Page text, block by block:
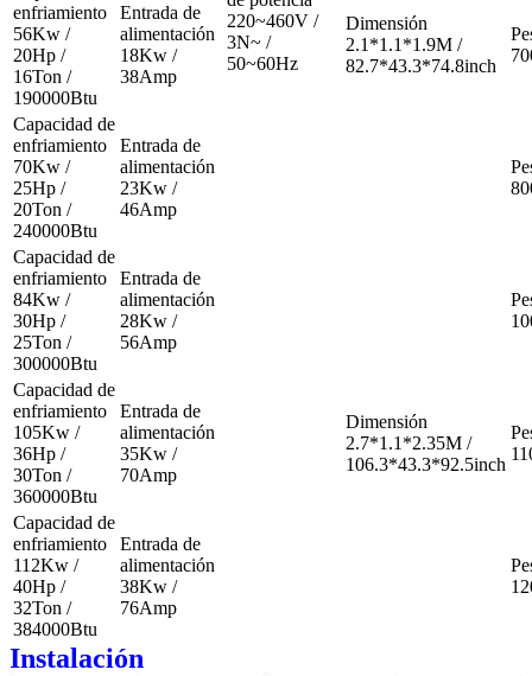
220~460V /
3N~ /
50~60Hz
Dimensión
2.1*1.1*1.9M /
82.7*43.3*74.8inch
enfriamiento
56Kw /
20Hp /
16Ton /
190000Btu
Entrada de
alimentación
18Kw /
38Amp
Capacidad de
enfriamiento
70Kw /
25Hp /
20Ton /
240000Btu
Entrada de
alimentación
23Kw /
46Amp
Capacidad de
enfriamiento
84Kw /
30Hp /
25Ton /
300000Btu
Entrada de
alimentación
28Kw /
56Amp
Dimensión
2.7*1.1*2.35M /
106.3*43.3*92.5inch
Capacidad de
enfriamiento
105Kw /
36Hp /
30Ton /
360000Btu
Entrada de
alimentación
35Kw /
70Amp
Capacidad de
enfriamiento
112Kw /
40Hp /
32Ton /
384000Btu
Entrada de
alimentación
38Kw /
76Amp
Instalación